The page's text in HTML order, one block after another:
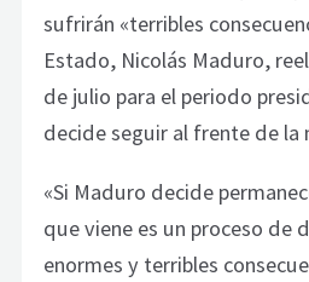
sufrirán «terribles
Estado, Nicolás Maduro,
de julio para el periodo
decide seguir al frente de la
«Si Maduro decide
que viene es un proceso de
enormes y terribles